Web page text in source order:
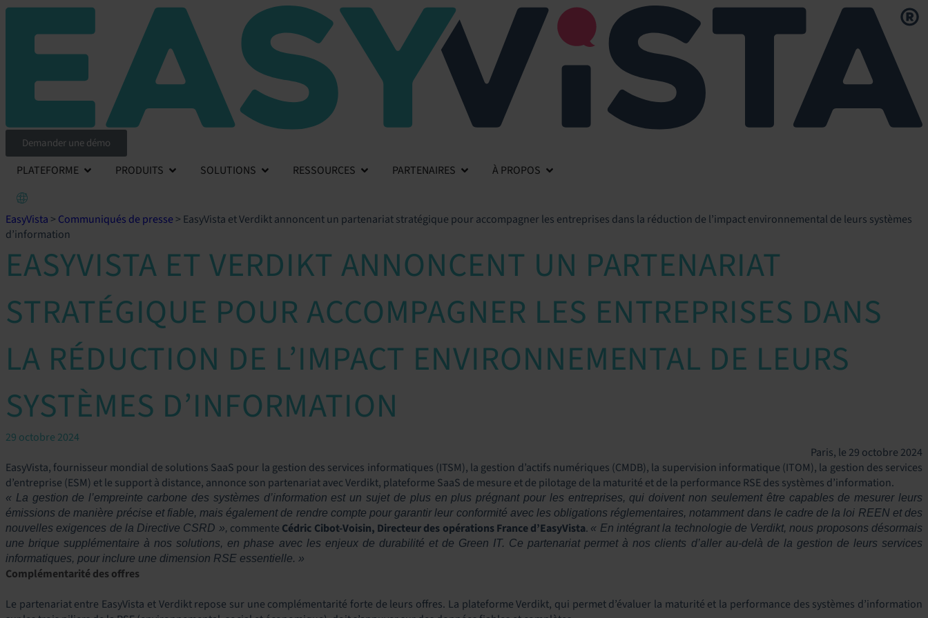
Demander une démo
PLATEFORME PRODUITS SOLUTIONS RESSOURCES PARTENAIRES À PROPOS
EasyVista > Communiqués de presse > EasyVista et Verdikt annoncent un partenariat stratégique pour accompagner les entreprises dans la réduction de l’impact environnemental de leurs systèmes
d’information
EASYVISTA ET VERDIKT ANNONCENT UN PARTENARIAT
STRATÉGIQUE POUR ACCOMPAGNER LES ENTREPRISES DANS
LA RÉDUCTION DE L’IMPACT ENVIRONNEMENTAL DE LEURS
SYSTÈMES D’INFORMATION
29 octobre 2024
Paris, le 29 octobre 2024
EasyVista, fournisseur mondial de solutions SaaS pour la gestion des services informatiques (ITSM), la gestion d’actifs numériques (CMDB), la supervision informatique (ITOM), la gestion des services
d’entreprise (ESM) et le support à distance, annonce son partenariat avec Verdikt, plateforme SaaS de mesure et de pilotage de la maturité et de la performance RSEdes systèmes d’information.
« La gestion de l’empreinte carbone des systèmes d’information est un sujet de plus en plus prégnant pour les entreprises, qui doivent non seulement être capables de mesurer leurs
émissions de manière précise et fiable, mais également de rendre compte pour garantir leur conformité avec les obligations réglementaires, notamment dans le cadre de la loi REEN et des
nouvelles exigences de la Directive CSRD », commente Cédric Cibot-Voisin, Directeur des opérations France d’EasyVista. « En intégrant la technologie de Verdikt, nous proposons désormais
une brique supplémentaire à nos solutions, en phase avec les enjeux de durabilité et de Green IT. Ce partenariat permet à nos clients d’aller au-delà de la gestion de leurs services
informatiques, pour inclure une dimension RSE essentielle. »
Complémentarité des offres
Le partenariat entre EasyVista et Verdikt repose sur une complémentarité forte de leurs offres. La plateforme Verdikt, qui permet d’évaluer la maturité et la performance des systèmes d’information